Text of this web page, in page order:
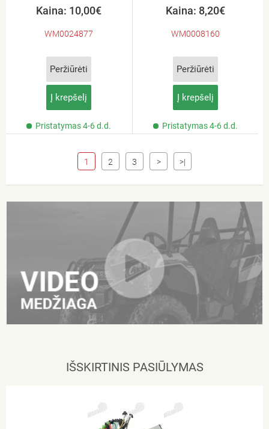
Kaina: 10,00€
WM0024877
Peržiūrėti
Į krepšelį
Pristatymas 4-6 d.d.
Kaina: 8,20€
WM0008160
Peržiūrėti
Į krepšelį
Pristatymas 4-6 d.d.
1 2 3 > >|
IŠSKIRTINIS PASIŪLYMAS